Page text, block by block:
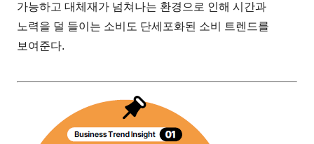
가능하고 대체재가 넘쳐나는 환경으로 인해 시간과
노력을 덜 들이는 소비도 단세포화된 소비 트렌드를
보여준다.